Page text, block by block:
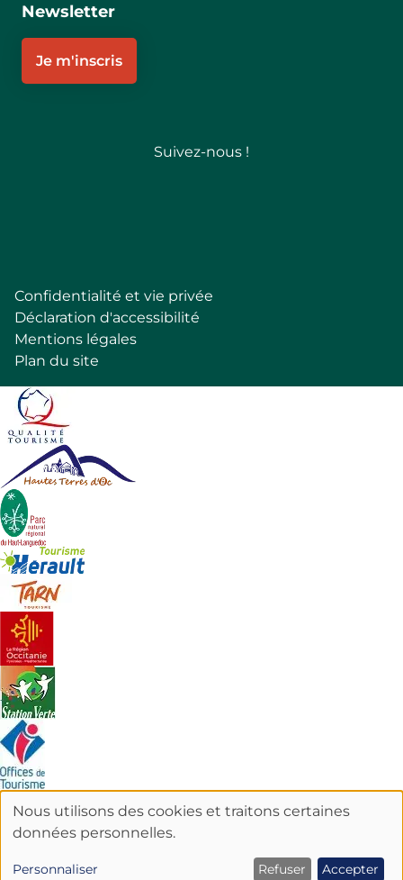
Newsletter
Je m'inscris
Suivez-nous !
Pied
de
page
Confidentialité et vie privée
Déclaration d'accessibilité
Mentions légales
Plan du site
UTILISATION
DES
Nous utilisons des cookies et traitons certaines
données personnelles.
Personnaliser Refuser Accepter